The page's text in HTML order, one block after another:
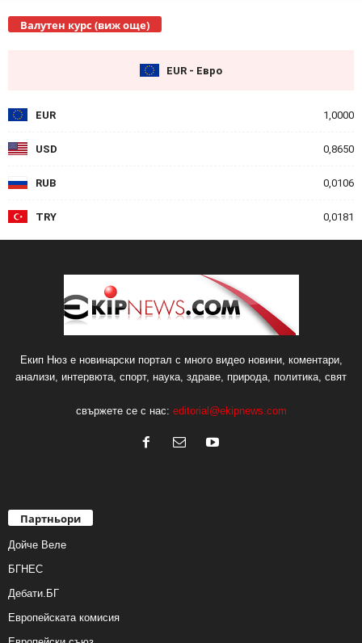
Валутен курс (виж още)
EUR - Евро
EUR 1,0000
USD 0,8650
RUB 0,0106
TRY 0,0181
Екип Нюз е новинарски портал с много видео новини, коментари,
анализи, интервюта, спорт, наука, здраве, природа, политика, свят
свържете се с нас: editorial@ekipnews.com
Партньори
Дойче Веле
БГНЕС
Дебати.БГ
Европейската комисия